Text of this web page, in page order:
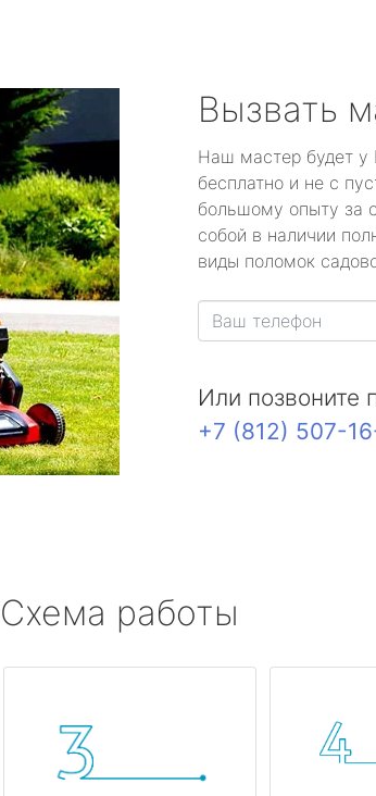
Вызвать
Наш мастер будет у
бесплатно и не с
большому опыту за
собой в наличии
виды поломок
Или позвоните
+7 (812) 507-
Схема работы